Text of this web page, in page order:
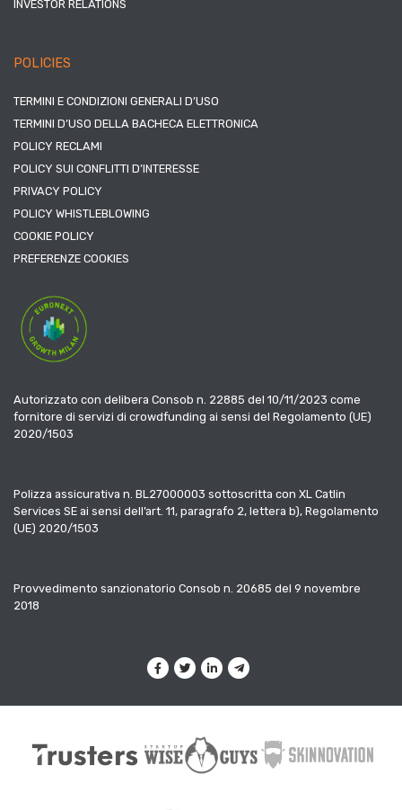
INVESTOR RELATIONS
POLICIES
TERMINI E CONDIZIONI GENERALI D’USO
TERMINI D’USO DELLA BACHECA ELETTRONICA
POLICY RECLAMI
POLICY SUI CONFLITTI D’INTERESSE
PRIVACY POLICY
POLICY WHISTLEBLOWING
COOKIE POLICY
PREFERENZE COOKIES
Autorizzato con delibera Consob n. 22885 del 10/11/2023 come
fornitore di servizi di crowdfunding ai sensi del Regolamento (UE)
2020/1503
Polizza assicurativa n. BL27000003 sottoscritta con XL Catlin
Services SE ai sensi dell’art. 11, paragrafo 2, lettera b), Regolamento
(UE) 2020/1503
Provvedimento sanzionatorio Consob n. 20685 del 9 novembre
2018